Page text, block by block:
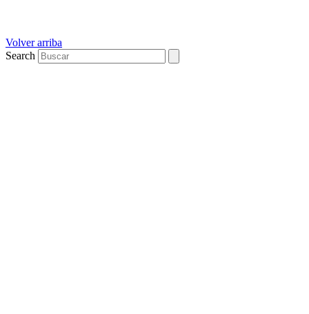
Volver arriba
Search